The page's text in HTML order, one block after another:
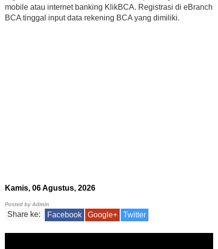
mobile atau internet banking KlikBCA. Registrasi di eBranch
BCA tinggal input data rekening BCA yang dimiliki.
Kamis, 06 Agustus, 2026
Posted byAdmin
Share ke: Facebook Google+ Twitter